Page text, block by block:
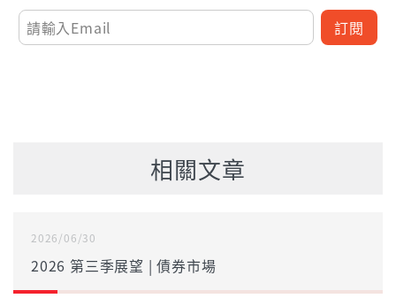
訂閱
相關文章
2026/06/30
2026 第三季展望 | 債券市場